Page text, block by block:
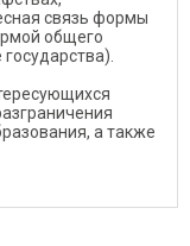
связь формы
общего
а также